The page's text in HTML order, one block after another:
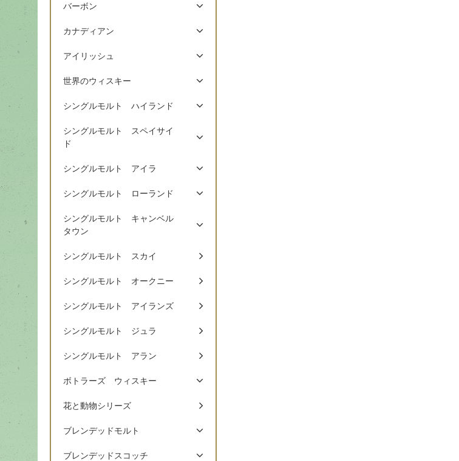
バーボン
カナディアン
アイリッシュ
世界のウィスキー
シングルモルト ハイランド
シングルモルト スペイサイ
ド
シングルモルト アイラ
シングルモルト ローランド
シングルモルト キャンベル
タウン
シングルモルト スカイ
シングルモルト オークニー
シングルモルト アイランズ
シングルモルト ジュラ
シングルモルト アラン
ボトラーズ ウィスキー
花と動物シリーズ
ブレンデッドモルト
ブレンデッドスコッチ